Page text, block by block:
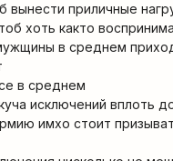
вынести приличные
хоть както
в среднем
в среднем
исключений вплоть
имхо стоит